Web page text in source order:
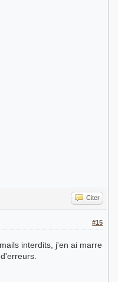
Citer
#15
interdits, j'en ai marre